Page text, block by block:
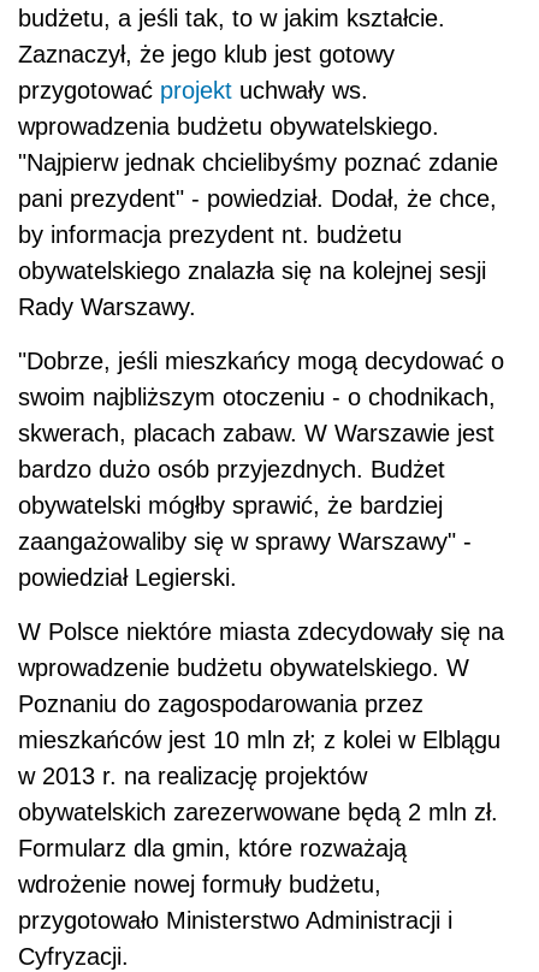
budżetu, a jeśli tak, to w jakim kształcie.
Zaznaczył, że jego klub jest gotowy
przygotować projekt uchwały ws.
wprowadzenia budżetu obywatelskiego.
"Najpierw jednak chcielibyśmy poznać zdanie
pani prezydent" - powiedział. Dodał, że chce,
by informacja prezydent nt. budżetu
obywatelskiego znalazła się na kolejnej sesji
Rady Warszawy.
"Dobrze, jeśli mieszkańcy mogą decydować o
swoim najbliższym otoczeniu - o chodnikach,
skwerach, placach zabaw. W Warszawie jest
bardzo dużo osób przyjezdnych. Budżet
obywatelski mógłby sprawić, że bardziej
zaangażowaliby się w sprawy Warszawy" -
powiedział Legierski.
W Polsce niektóre miasta zdecydowały się na
wprowadzenie budżetu obywatelskiego. W
Poznaniu do zagospodarowania przez
mieszkańców jest 10 mln zł; z kolei w Elblągu
w 2013 r. na realizację projektów
obywatelskich zarezerwowane będą 2 mln zł.
Formularz dla gmin, które rozważają
wdrożenie nowej formuły budżetu,
przygotowało Ministerstwo Administracji i
Cyfryzacji.